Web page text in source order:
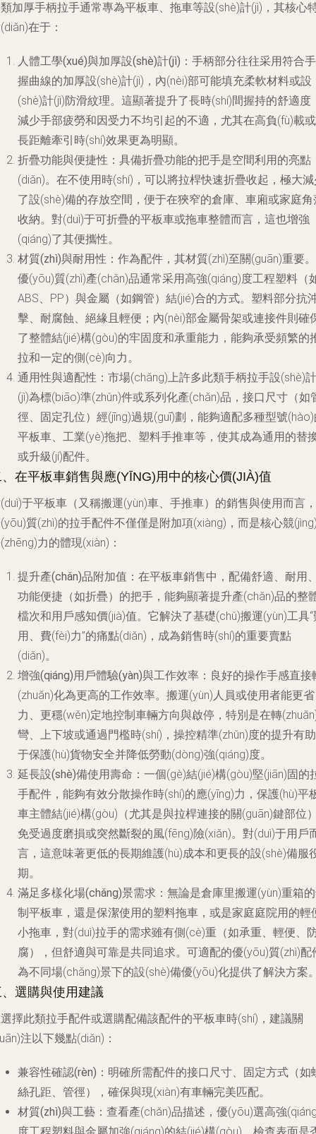
加厚手柄拉手通常專為平板車、拖車等設(shè)計(jì)，其核心
在于：
人體工學(xué)與加厚設(shè)計(jì) ：手柄部分往往采用符合手
握曲線的加厚設(shè)計(jì)，內(nèi)部可能填充柔軟材料或設
(shè)計(jì)防滑紋理。這顯著提升了長時(shí)間握持的舒適度
減少手部疲勞和因受力不均引起的不適，尤其在高負(fù)載或
長距離牽引時(shí)效果更為明顯。
折疊功能與便捷性 ：具備折疊功能的把手是空間利用的亮點
(diǎn)。在不使用時(shí)，可以將拉桿快速折疊收起，極大
了設(shè)備的存放空間，便于在狹窄的倉庫、車廂或家庭角
收納。對(duì)于可折疊的平板車或拖車整體而言，這也增強
(qiáng)了其便攜性。
材質(zhì)與耐用性 ：作為配件，其材質(zhì)至關(guān)重要。
優(yōu)質(zhì)產(chǎn)品通常采用高強(qiáng)度工程塑料（
ABS、PP）與金屬（如鋼管）結(jié)合的方式。塑料部分抗
擊、耐腐蝕、絕緣且輕便；內(nèi)部金屬骨架或連接件則確
了整體結(jié)構(gòu)的牢固度和承重能力，能夠承受頻繁的
拉和一定的側(cè)向力。
通用性與適配性 ：市場(chǎng)上許多此類手柄拉手設(shè)計
(jì)為標(biāo)準(zhǔn)件或系列化產(chǎn)品，接口尺寸（如
徑、固定孔位）經(jīng)過規(guī)劃，能夠適配多種型號
平板車、工業(yè)拖把、塑料手推車等，使其成為通用的替
或升級(jí)配件。
在平板車銷售與應(YĪNG)用中的核心價(JIÀ)值
于平板車（又稱搬運(yùn)車、手推車）的銷售與使用而言，
質(zhì)的拉手配件不僅僅是附加項(xiàng)，而是核心競
力的體現(xiàn)：
提升產(chǎn)品附加值 ：在平板車銷售中，配備舒適、耐用
功能便捷（如折疊）的把手，能夠顯著提升產(chǎn)品的整
檔次和用戶感知價(jià)值。它解決了基礎(chǔ)搬運(yùn)工具“
用、費(fèi)力”的痛點(diǎn)，成為銷售時(shí)的重要賣點
(diǎn)。
增強(qiáng)用戶體驗(yàn)與工作效率 ：良好的操作手感直接
(zhuǎn)化為更高的工作效率。搬運(yùn)人員或使用者能更省
力、更穩(wěn)定地控制車輛方向與啟停，特別是在轉
彎、上下坡或通過門檻時(shí)，操控精準(zhǔn)度的提升有助
于保護(hù)貨物安全并降低勞動(dòng)強(qiáng)度。
延長設(shè)備使用壽命 ：一個(gè)結(jié)構(gòu)堅(jiān)固的
手配件，能夠有效分散操作時(shí)的應(yīng)力，保護(hù)平
車主體結(jié)構(gòu)（尤其是與拉桿連接的關(guān)鍵部位
免受過度磨損或突然斷裂的風(fēng)險(xiǎn)。對(duì)于用戶
言，這意味著更低的長期維護(hù)成本和更長的設(shè)備服
期。
滿足多樣化場(chǎng)景需求 ：無論是倉庫里搬運(yùn)重箱
制平板車，還是保潔使用的塑料拖車，或是家庭庭院用的輕
小拖車，對(duì)拉手的需求雖有側(cè)重（如承重、輕便、
腐），但舒適與可靠是共同追求。可適配的優(yōu)質(zhì)配
為不同場(chǎng)景下的設(shè)備優(yōu)化提供了解決方案
選購與使用建議
擇此類拉手配件或選購配備該配件的平板車時(shí)，建議關
注以下幾點(diǎn)：
兼容性確認(rèn) ：明確所需配件的接口尺寸、固定方式（如
絲孔距、管徑），確保與現(xiàn)有車輛完美匹配。
材質(zhì)與工藝 ：查看產(chǎn)品描述，優(yōu)選高強